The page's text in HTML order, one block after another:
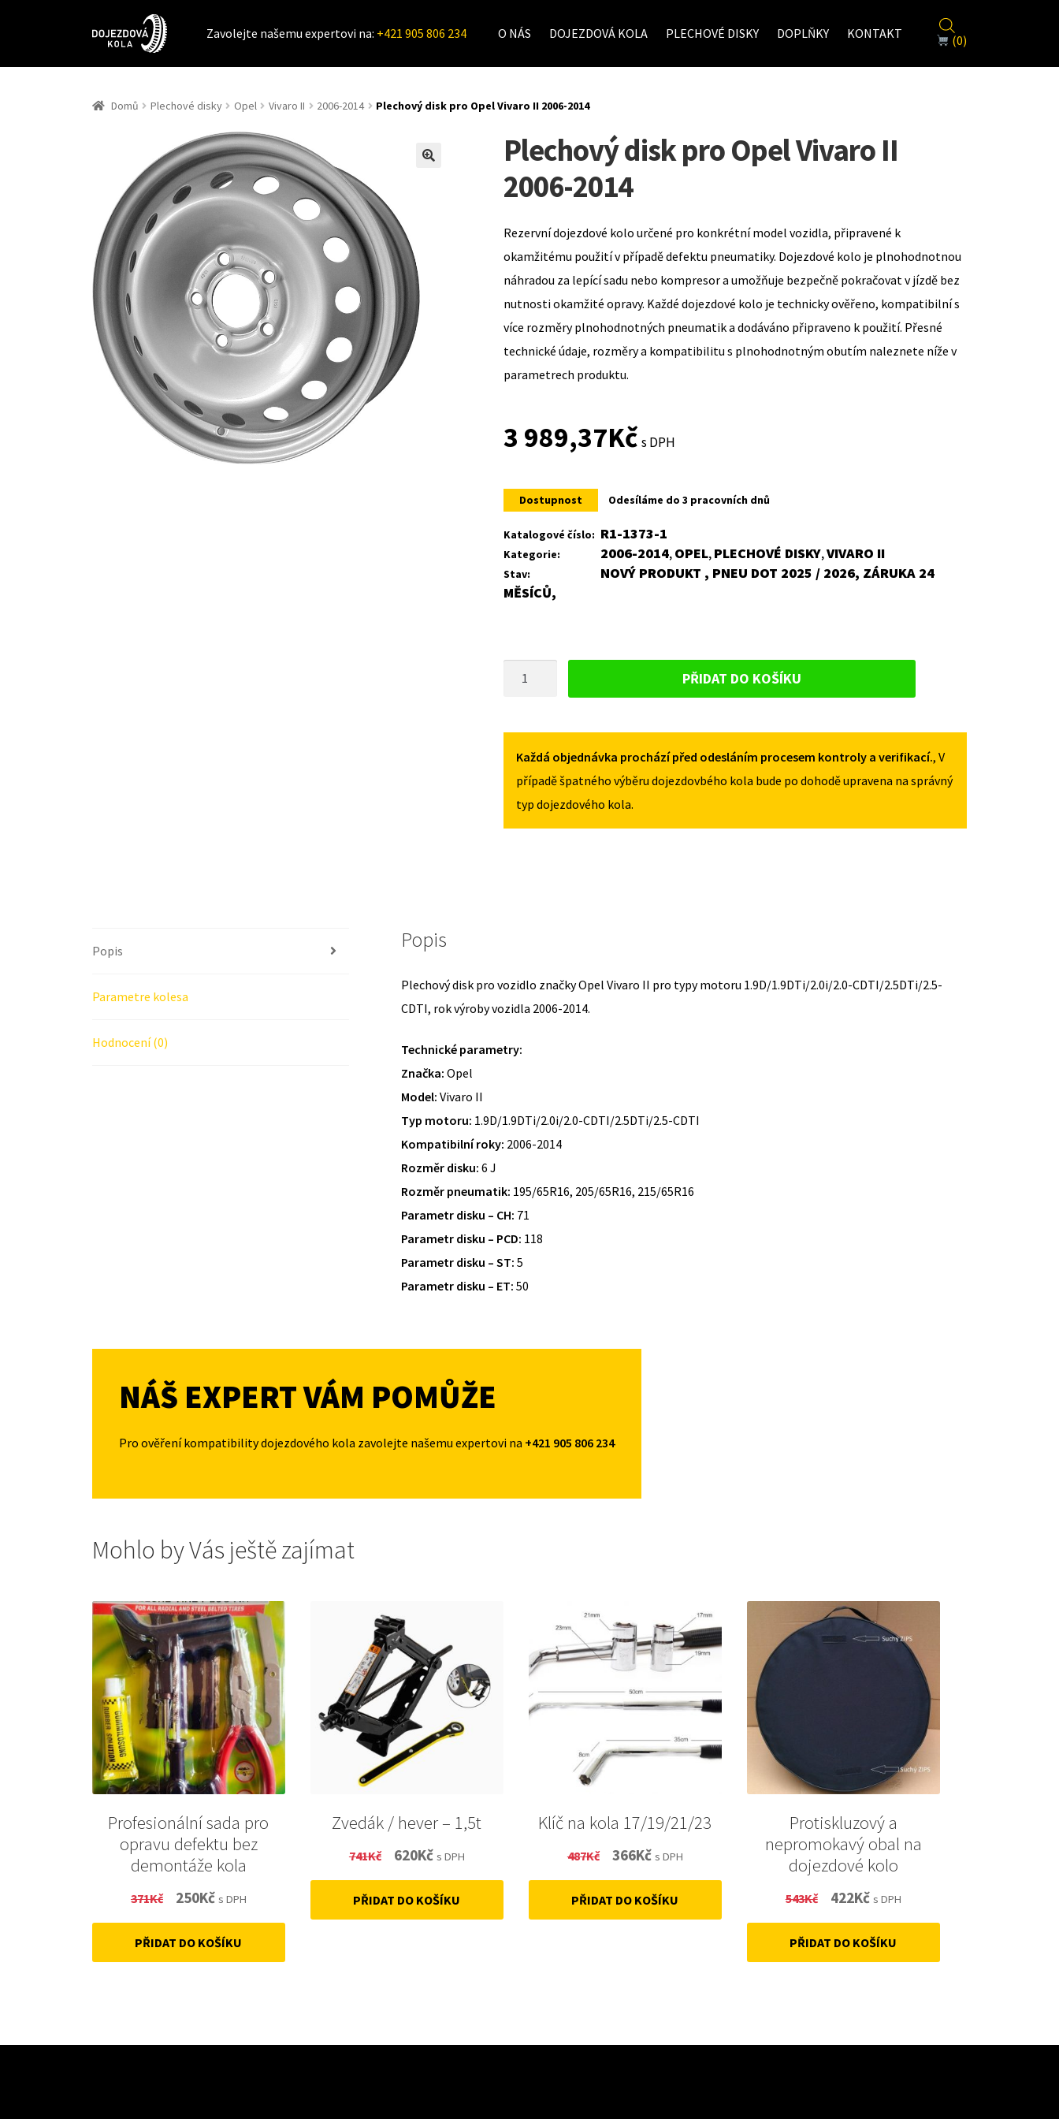
Zavolejte našemu expertovi na: +421 905 806 234 O NÁS DOJEZDOVÁ KOLA PLECHOVÉ DISKY DOPLŇKY KONTAKT (0)
Domů Plechové disky Opel Vivaro II 2006-2014 Plechový disk pro Opel Vivaro II 2006-2014
Plechový disk pro Opel Vivaro II
2006-2014
Rezervní dojezdové kolo určené pro konkrétní model vozidla, připravené k
okamžitému použití v případě defektu pneumatiky. Dojezdové kolo je plnohodnotnou
náhradou za lepící sadu nebo kompresor a umožňuje bezpečně pokračovat v jízdě bez
nutnosti okamžité opravy. Každé dojezdové kolo je technicky ověřeno, kompatibilní s
více rozměry plnohodnotných pneumatik a dodáváno připraveno k použití. Přesné
technické údaje, rozměry a kompatibilitu s plnohodnotným obutím naleznete níže v
parametrech produktu.
3 989,37Kč s DPH
Dostupnost Odesíláme do 3 pracovních dnů
Katalogové číslo: R1-1373-1
Kategorie: 2006-2014, OPEL, PLECHOVÉ DISKY,VIVARO II
Stav:
NOVÝ PRODUKT , PNEU DOT 2025 / 2026, ZÁRUKA 24
MĚSÍCŮ,
2006-
2014
MNOŽSTVÍ
PŘIDAT DO KOŠÍKU
Každá objednávka prochází před odesláním procesem kontroly a verifikací., V
případě špatného výběru dojezdovbého kola bude po dohodě upravena na správný
typ dojezdového kola.
Popis
Parametre kolesa
Hodnocení (0)
Popis
Plechový disk pro vozidlo značky Opel Vivaro II pro typy motoru 1.9D/1.9DTi/2.0i/2.0-CDTI/2.5DTi/2.5-
CDTI, rok výroby vozidla 2006-2014.
Technické parametry:
Značka: Opel
Model: Vivaro II
Typ motoru: 1.9D/1.9DTi/2.0i/2.0-CDTI/2.5DTi/2.5-CDTI
Kompatibilní roky: 2006-2014
Rozměr disku: 6 J
Rozměr pneumatik: 195/65R16, 205/65R16, 215/65R16
Parametr disku – CH: 71
Parametr disku – PCD: 118
Parametr disku – ST: 5
Parametr disku – ET: 50
NÁŠ EXPERT VÁM POMŮŽE
Pro ověření kompatibility dojezdového kola zavolejte našemu expertovi na +421 905 806 234
Mohlo by Vás ještě zajímat
Profesionální sada pro
opravu defektu bez
demontáže kola
371Kč
Original
price
was:
250KčCurrent
price
is:
s DPH
PŘIDAT DO KOŠÍKU
Zvedák / hever – 1,5t
741Kč
Original
price
was:
620KčCurrent
price
is:
s DPH
PŘIDAT DO KOŠÍKU
Klíč na kola 17/19/21/23
487Kč
Original
price
was:
366KčCurrent
price
is:
s DPH
PŘIDAT DO KOŠÍKU
Protiskluzový a
nepromokavý obal na
dojezdové kolo
543Kč
Original
price
was:
422KčCurrent
price
is:
s DPH
PŘIDAT DO KOŠÍKU